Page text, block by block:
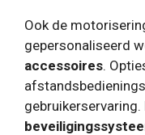
Ook de
gepersonaliseerd
accessoires.